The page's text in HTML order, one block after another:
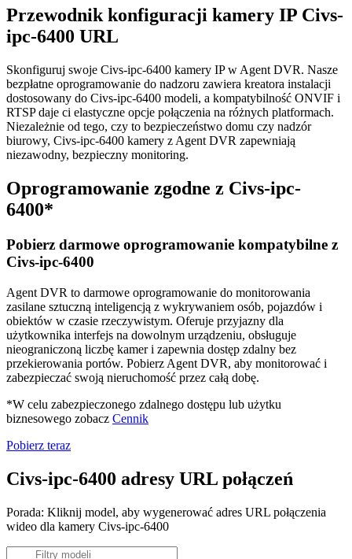
Przewodnik konfiguracji kamery IP Civs-
ipc-6400 URL
Skonfiguruj swoje Civs-ipc-6400 kamery IP w Agent DVR. Nasze
bezpłatne oprogramowanie do nadzoru zawiera kreatora instalacji
dostosowany do Civs-ipc-6400 modeli, a kompatybilność ONVIF i
RTSP daje ci elastyczne opcje połączenia na różnych platformach.
Niezależnie od tego, czy to bezpieczeństwo domu czy nadzór
biurowy, Civs-ipc-6400 kamery z Agent DVR zapewniają
niezawodny, bezpieczny monitoring.
Oprogramowanie zgodne z Civs-ipc-
6400*
Pobierz darmowe oprogramowanie kompatybilne z
Civs-ipc-6400
Agent DVR to darmowe oprogramowanie do monitorowania
zasilane sztuczną inteligencją z wykrywaniem osób, pojazdów i
obiektów w czasie rzeczywistym. Oferuje przyjazny dla
użytkownika interfejs na dowolnym urządzeniu, obsługuje
nieograniczoną liczbę kamer i zapewnia dostęp zdalny bez
przekierowania portów. Pobierz Agent DVR, aby monitorować i
zabezpieczać swoją nieruchomość przez całą dobę.
*W celu zabezpieczonego zdalnego dostępu lub użytku
biznesowego zobacz Cennik
Pobierz teraz
Civs-ipc-6400 adresy URL połączeń
Porada: Kliknij model, aby wygenerować adres URL połączenia
wideo dla kamery Civs-ipc-6400